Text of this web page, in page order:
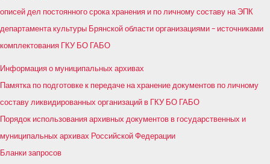
описей дел постоянного срока хранения и по личному составу на ЭПК
департамента культуры Брянской области организациями – источниками
комплектования ГКУ БО ГАБО
Информация о муниципальных архивах
Памятка по подготовке к передаче на хранение документов по личному
составу ликвидированных организаций в ГКУ БО ГАБО
Порядок использования архивных документов в государственных и
муниципальных архивах Российской Федерации
Бланки запросов